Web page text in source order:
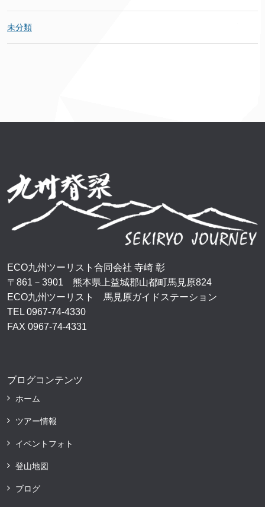
未分類
ECO九州ツーリスト合同会社 寺崎 彰
〒861－3901 熊本県上益城郡山都町馬見原824
ECO九州ツーリスト 馬見原ガイドステーション
TEL 0967-74-4330
FAX 0967-74-4331
ブログコンテンツ
ホーム
ツアー情報
イベントフォト
登山地図
ブログ